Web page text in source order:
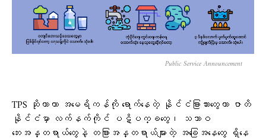
Public Service Announcement
TPS ဆိုတာဟာ အမေရိကန်ကို ရောက်နေတဲ့ နိုင်ငံခြားသားတွေဟာ ဇာတိ
နိုင်ငံမှာ လက်နက်ကိုင် ပဋိပက္ခတွေ၊ သဘာဝ
ဘေးအန္တရာယ်တွေနဲ့ တခြားအန္တရာယ်များတဲ့ အခြေအနေတွေ ရှိနေ